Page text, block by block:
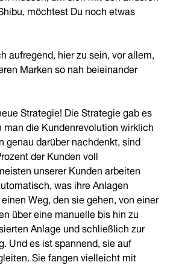
möchtest Du noch etwas
aufregend, hier zu sein, vor allem,
Marken so nah beieinander
Strategie! Die Strategie gab es
die Kundenrevolution wirklich
genau darüber nachdenkt, sind
der Kunden voll
unserer Kunden arbeiten
was ihre Anlagen
Weg, den sie gehen, von einer
über eine manuelle bis hin zu
Anlage und schließlich zur
Und es ist spannend, sie auf
Sie fangen vielleicht mit